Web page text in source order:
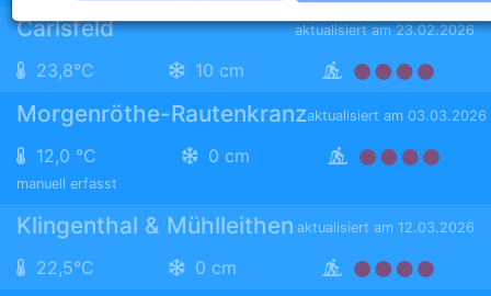
Carlsfeld aktualisiert am 23.02.2026
23,8°C 10 cm
Morgenröthe-Rautenkranzaktualisiert am 03.03.2026
12,0 °C
manuell erfasst
0 cm
Klingenthal & Mühlleithen aktualisiert am 12.03.2026
22,5°C 0 cm